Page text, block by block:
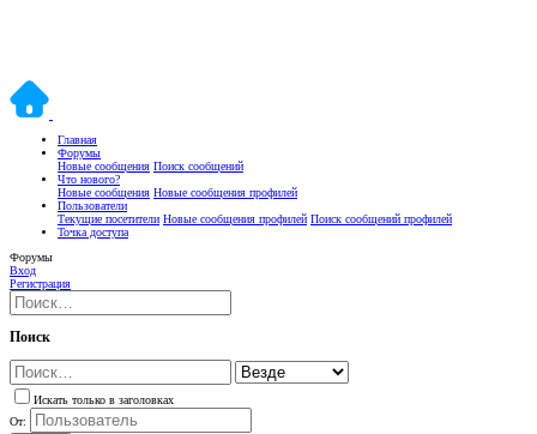
Главная
Форумы
Новые сообщения Поиск сообщений
Что нового?
Новые сообщения Новые сообщения профилей
Пользователи
Текущие посетители Новые сообщения профилей Поиск сообщений профилей
Точка доступа
Форумы
Вход
Регистрация
Поиск
Искать только в заголовках
От: